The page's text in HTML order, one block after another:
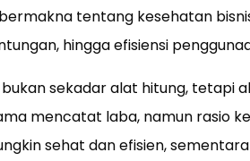
tentang kesehatan
hingga efisiensi
sekadar alat hitung, tetapi
mencatat laba, namun rasio
sehat dan efisien,